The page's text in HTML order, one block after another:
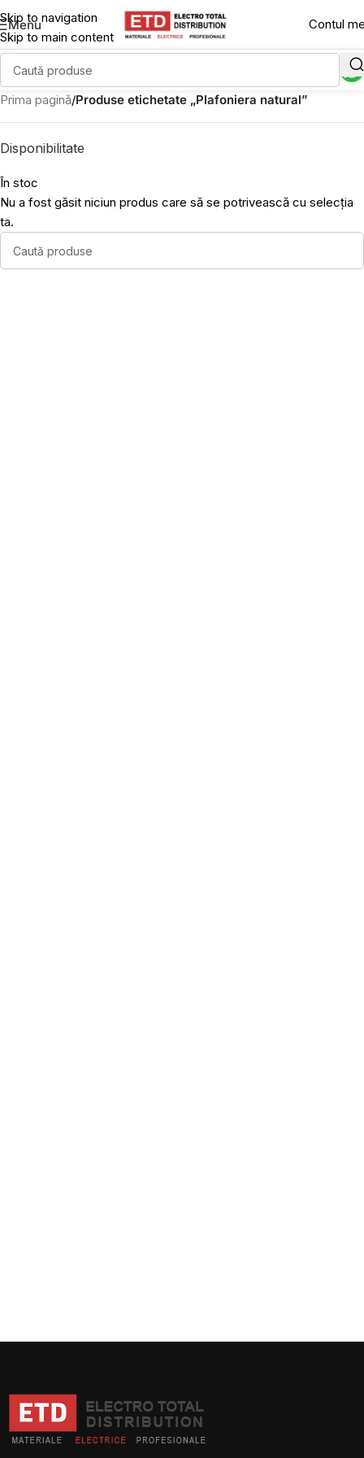
Skip to navigation
Skip to main content
Menu Contul
Prima pagină/Produse etichetate „Plafoniera natural”
Disponibilitate
În stoc
Nu a fost găsit niciun produs care să se potrivească cu selecția
ta.